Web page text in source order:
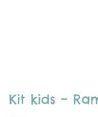
Kit kids –